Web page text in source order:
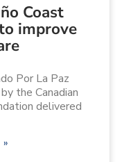
Coast
improve
Por La Paz
the Canadian
delivered